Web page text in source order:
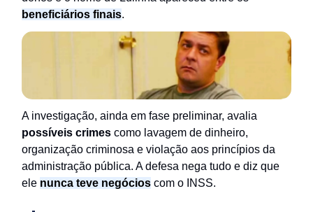
beneficiários finais.
A investigação, ainda em fase preliminar, avalia
possíveis crimes como lavagem de dinheiro,
organização criminosa e violação aos princípios da
administração pública. A defesa nega tudo e diz que
ele nunca teve negócios com o INSS.